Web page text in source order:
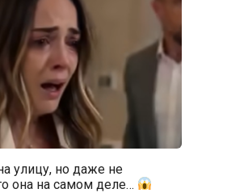
улицу, но даже не
она на самом деле…